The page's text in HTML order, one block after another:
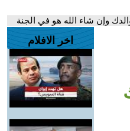
وإن شاء الله هو في الجنة
اخر الافلام